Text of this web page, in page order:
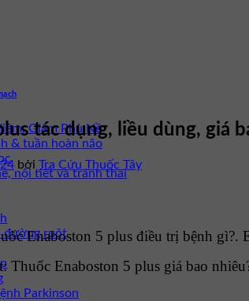
Giảm Phù Nề
& tuần hoàn não
nội tiết và tránh thai
đường ruột
Parkinson
tác dụng, liều dùng, giá
bởi Tra Cứu Thuốc Tây
Enaboston 5 plus điều trị bệnh
Enaboston 5 plus giá bao